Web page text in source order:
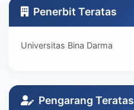
Penerbit Teratas
Universitas Bina Darma
Pengarang Teratas